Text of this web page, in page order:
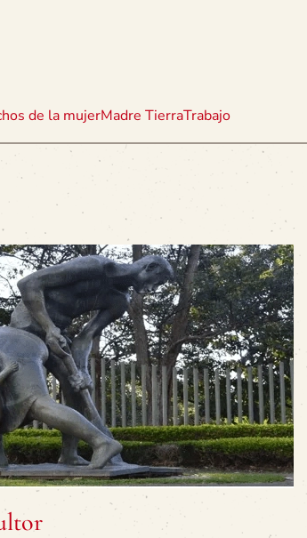
de la mujerMadre TierraTrabajo